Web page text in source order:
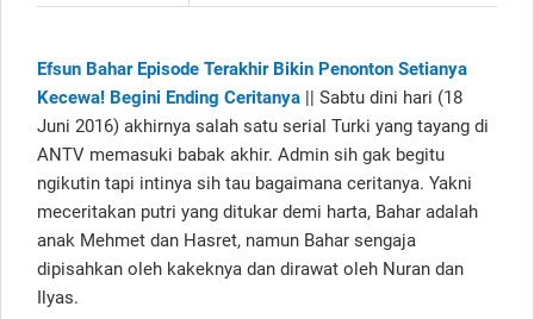
Efsun Bahar Episode Terakhir Bikin Penonton Setianya
Kecewa! Begini Ending Ceritanya || Sabtu dini hari (18
Juni 2016) akhirnya salah satu serial Turki yang tayang di
ANTV memasuki babak akhir. Admin sih gak begitu
ngikutin tapi intinya sih tau bagaimana ceritanya. Yakni
meceritakan putri yang ditukar demi harta, Bahar adalah
anak Mehmet dan Hasret, namun Bahar sengaja
dipisahkan oleh kakeknya dan dirawat oleh Nuran dan
Ilyas.